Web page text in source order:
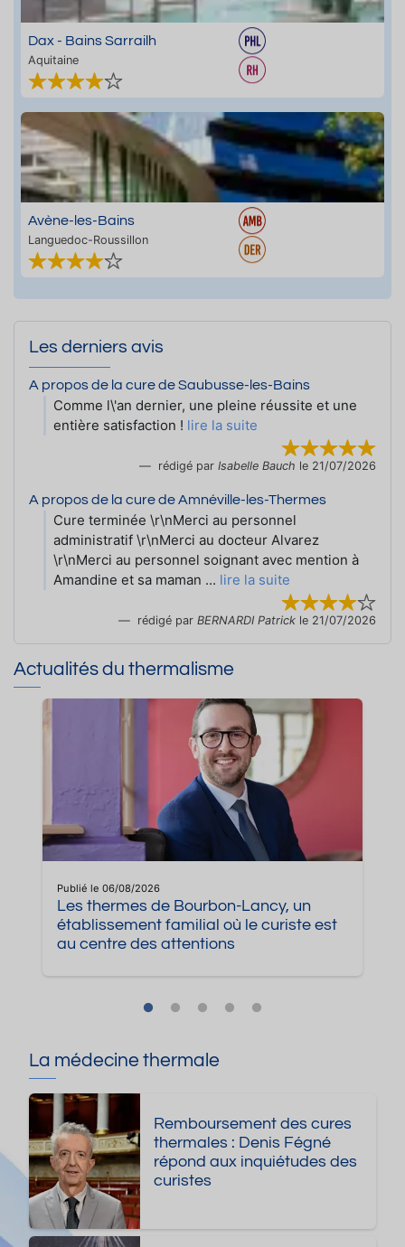
Dax - Bains Sarrailh
Aquitaine
Avène-les-Bains
Languedoc-Roussillon
Les derniers avis
A propos de la cure de Saubusse-les-Bains
Comme l\'an dernier, une pleine réussite et une
entière satisfaction ! lire la suite
rédigé par Isabelle Bauch le 21/07/2026
A propos de la cure de Amnéville-les-Thermes
Cure terminée \r\nMerci au personnel
administratif \r\nMerci au docteur Alvarez
\r\nMerci au personnel soignant avec mention à
Amandine et sa maman ... lire la suite
rédigé par BERNARDI Patrick le 21/07/2026
Actualités du thermalisme
Publié le 06/08/2026
Les thermes de Bourbon-Lancy, un
établissement familial où le curiste est
au centre des attentions
La médecine thermale
Remboursement des cures
thermales : Denis Fégné
répond aux inquiétudes des
curistes